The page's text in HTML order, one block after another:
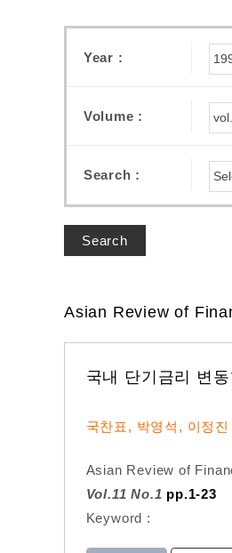
Year :
Volume :
Search :
Search
Asian Review of
국내 단기금리 변
국찬표, 박영석, 이정진
Asian Review of
Vol.11 No.1 pp.1-23
Keyword :